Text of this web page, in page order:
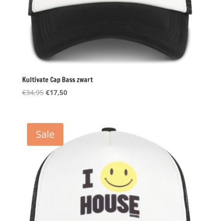
Kultivate Cap Bass zwart
€34,95 Oorspronkelijke
€34,95.
€17,50Huidige
Sale